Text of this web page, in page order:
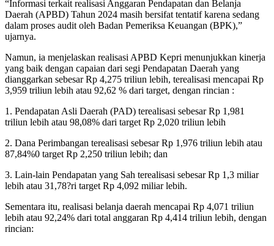
“Informasi terkait realisasi Anggaran Pendapatan dan Belanja
Daerah (APBD) Tahun 2024 masih bersifat tentatif karena sedang
dalam proses audit oleh Badan Pemeriksa Keuangan (BPK),”
ujarnya.
Namun, ia menjelaskan realisasi APBD Kepri menunjukkan kinerja
yang baik dengan capaian dari segi Pendapatan Daerah yang
dianggarkan sebesar Rp 4,275 triliun lebih, terealisasi mencapai Rp
3,959 triliun lebih atau 92,62 % dari target, dengan rincian :
1. Pendapatan Asli Daerah (PAD) terealisasi sebesar Rp 1,981
triliun lebih atau 98,08% dari target Rp 2,020 triliun lebih
2. Dana Perimbangan terealisasi sebesar Rp 1,976 triliun lebih atau
87,84%0 target Rp 2,250 triliun lebih; dan
3. Lain-lain Pendapatan yang Sah terealisasi sebesar Rp 1,3 miliar
lebih atau 31,78?ri target Rp 4,092 miliar lebih.
Sementara itu, realisasi belanja daerah mencapai Rp 4,071 triliun
lebih atau 92,24% dari total anggaran Rp 4,414 triliun lebih, dengan
rincian: